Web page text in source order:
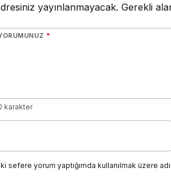
yayınlanmayacak. Gerekli
*
karakter
sefere yorum yaptığımda kullanılmak üzere